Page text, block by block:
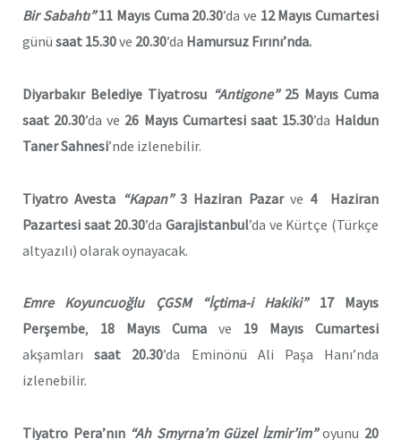
Bir Sabahtı”11 Mayıs Cuma 20.30’da ve 12 Mayıs Cumartesi
günü saat 15.30ve 20.30’da Hamursuz Fırını’nda.
Diyarbakır Belediye Tiyatrosu “Antigone” 25 Mayıs Cuma
saat 20.30’da ve 26 Mayıs Cumartesi saat 15.30’da Haldun
Taner Sahnesi’nde izlenebilir.
Tiyatro Avesta “Kapan”3 Haziran Pazarve 4 Haziran
Pazartesi saat 20.30’daGarajistanbul’da ve Kürtçe (Türkçe
altyazılı) olarak oynayacak.
Emre Koyuncuoğlu ÇGSM “İçtima-i Hakiki”
17 Mayıs
Perşembe, 18 Mayıs Cuma ve 19 Mayıs Cumartesi
akşamlarısaat 20.30’da Eminönü Ali Paşa Hanı’nda
izlenebilir.
Tiyatro Pera’nın “Ah Smyrna’m Güzel İzmir’im”oyunu 20